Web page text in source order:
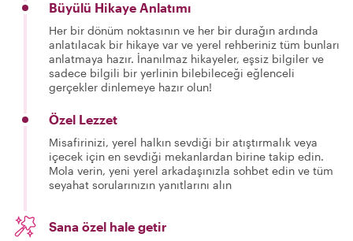
Büyülü Hikaye Anlatımı
Her bir dönüm noktasının ve her bir durağın ardında
anlatılacak bir hikaye var ve yerel rehberiniz tüm bunları
anlatmaya hazır. İnanılmaz hikayeler, eşsiz bilgiler ve
sadece bilgili bir yerlinin bilebileceği eğlenceli
gerçekler dinlemeye hazır olun!
Özel Lezzet
Misafirinizi, yerel halkın sevdiği bir atıştırmalık veya
içecek için en sevdiği mekanlardan birine takip edin.
Mola verin, yeni yerel arkadaşınızla sohbet edin ve tüm
seyahat sorularınızın yanıtlarını alın
Sana özel hale getir